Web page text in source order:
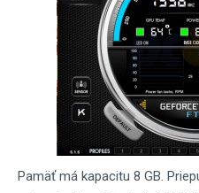
Pamäť má kapacitu 8 GB.